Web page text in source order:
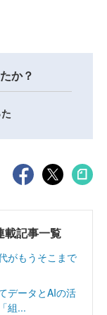
か？
記事一覧
がもうそこまで
データとAIの活
組...